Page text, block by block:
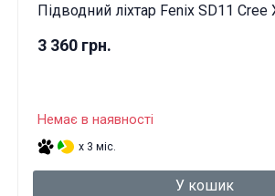
Підводний ліхтар Fenix SD11 Cree
3 360 грн.
Немає в наявності
x 3 міс.
У кошик